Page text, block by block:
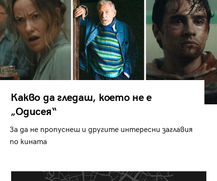
Какво да гледаш, което не е
„Одисея“
За да не пропуснеш и другите интересни заглавия
по кината